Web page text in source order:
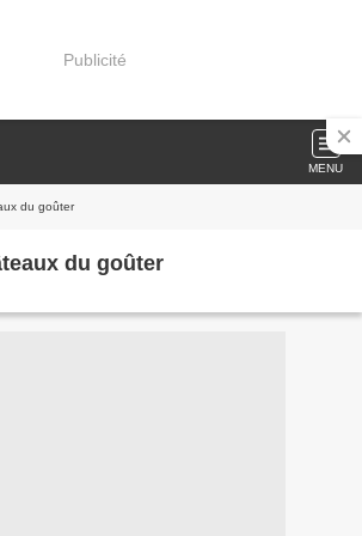
Publicité
MENU
du goûter
du goûter